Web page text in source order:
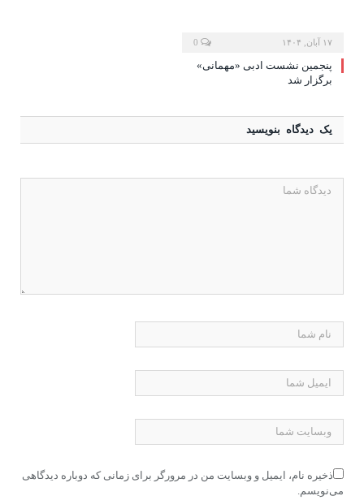
۱۷ آبان, ۱۴۰۴
پنجمین نشست ادبی «مهمانی»
برگزار شد
یک دیدگاه بنویسید
ذخیره نام، ایمیل و وبسایت من در مرورگر برای زمانی که دوباره دیدگاهی
می‌نویسم.